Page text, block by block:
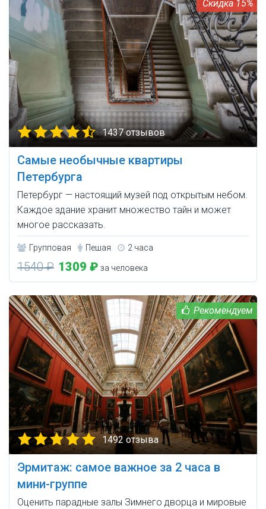
15%
1437 отзывов
Самые необычные квартиры
Петербурга
Петербург — настоящий музей под открытым небом.
Каждое здание хранит множество тайн и может
многое рассказать.
Групповая Пешая 2 часа
1540 ₽ 1309 ₽ за человека
1492 отзыва
Эрмитаж: самое важное за 2 часа в
мини-группе
Оценить парадные залы Зимнего дворца и мировые